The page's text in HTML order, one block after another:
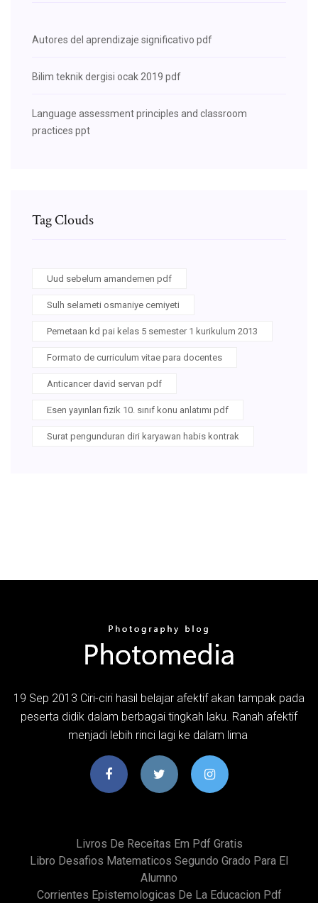
Autores del aprendizaje significativo pdf
Bilim teknik dergisi ocak 2019 pdf
Language assessment principles and classroom
practices ppt
Tag Clouds
Uud sebelum amandemen pdf
Sulh selameti osmaniye cemiyeti
Pemetaan kd pai kelas 5 semester 1 kurikulum 2013
Formato de curriculum vitae para docentes
Anticancer david servan pdf
Esen yayınları fizik 10. sınıf konu anlatımı pdf
Surat pengunduran diri karyawan habis kontrak
19 Sep 2013 Ciri-ciri hasil belajar afektif akan tampak pada
peserta didik dalam berbagai tingkah laku. Ranah afektif
menjadi lebih rinci lagi ke dalam lima
Livros De Receitas Em Pdf Gratis
Libro Desafios Matematicos Segundo Grado Para El
Alumno
Corrientes Epistemologicas De La Educacion Pdf